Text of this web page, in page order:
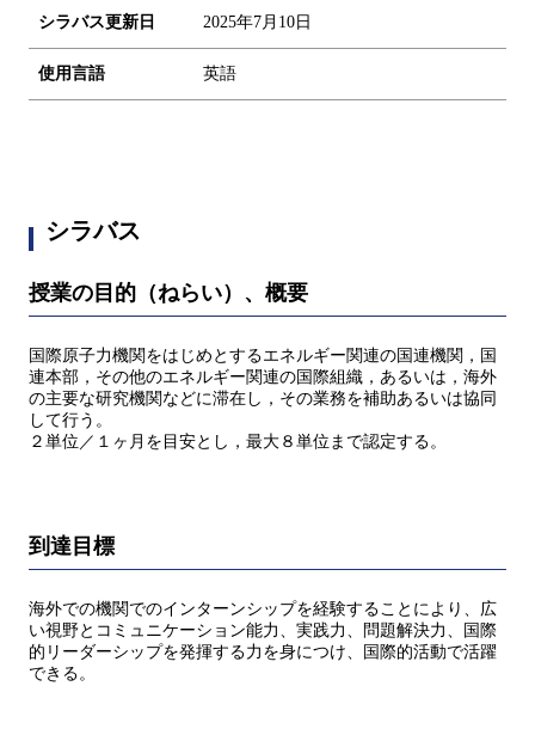
シラバス更新日 2025年7月10日
使用言語 英語
シラバス
授業の目的（ねらい）、概要
国際原子力機関をはじめとするエネルギー関連の国連機関，国
連本部，その他のエネルギー関連の国際組織，あるいは，海外
の主要な研究機関などに滞在し，その業務を補助あるいは協同
して行う。
２単位／１ヶ月を目安とし，最大８単位まで認定する。
到達目標
海外での機関でのインターンシップを経験することにより、広
い視野とコミュニケーション能力、実践力、問題解決力、国際
的リーダーシップを発揮する力を身につけ、国際的活動で活躍
できる。